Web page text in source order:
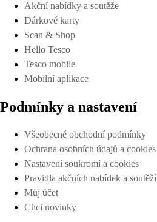
Akční nabídky a soutěže
Dárkové karty
Scan & Shop
Hello Tesco
Tesco mobile
Mobilní aplikace
Podmínky a nastavení
Všeobecné obchodní podmínky
Ochrana osobních údajů a cookies
Nastavení soukromí a cookies
Pravidla akčních nabídek a soutěží
Můj účet
Chci novinky